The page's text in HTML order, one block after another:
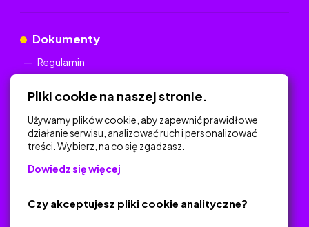
Dokumenty
Regulamin
Na skróty
Polityka Prywatności
Regulamin
O platformie
Pliki cookie na naszej stronie.
Używamy plików cookie, aby zapewnić prawidłowe
działanie serwisu, analizować ruch i personalizować
treści. Wybierz, na co się zgadzasz.
Dowiedz się więcej
Czy akceptujesz pliki cookie analityczne?